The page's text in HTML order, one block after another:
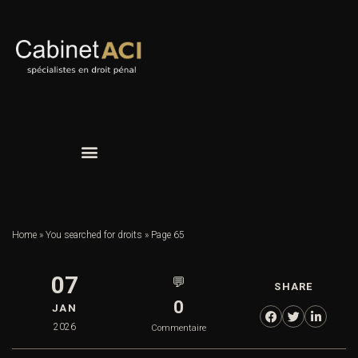
Home » You searched for droits » Page 65
07
JAN
2026
💬
0
Commentaire
SHARE